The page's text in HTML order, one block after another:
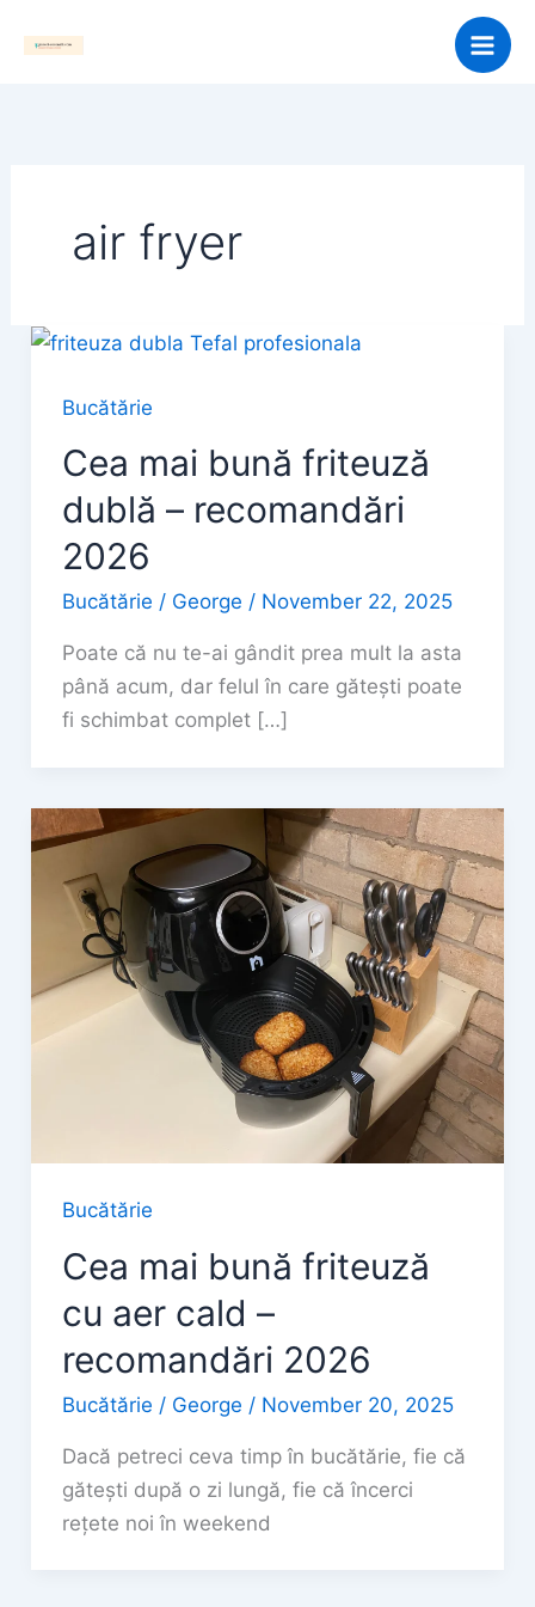
air fryer
Bucătărie
Cea mai bună friteuză
dublă – recomandări
2026
Bucătărie / George / November 22, 2025
Poate că nu te-ai gândit prea mult la asta
până acum, dar felul în care gătești poate
fi schimbat complet […]
Bucătărie
Cea mai bună friteuză
cu aer cald –
recomandări 2026
Bucătărie / George / November 20, 2025
Dacă petreci ceva timp în bucătărie, fie că
gătești după o zi lungă, fie că încerci
rețete noi în weekend